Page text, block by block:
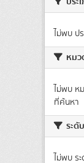
ไม่พบ ป
หม
ไม่พบ ห
ที่ค้นหา
ระดั
ไม่พบ ร